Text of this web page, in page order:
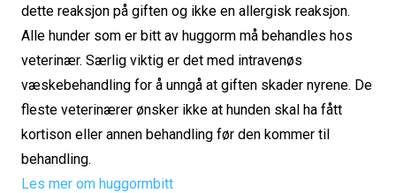
dette reaksjon på giften og ikke en allergisk reaksjon.
Alle hunder som er bitt av huggorm må behandles hos
veterinær. Særlig viktig er det med intravenøs
væskebehandling for å unngå at giften skader nyrene. De
fleste veterinærer ønsker ikke at hunden skal ha fått
kortison eller annen behandling før den kommer til
behandling.
Les mer om huggormbitt